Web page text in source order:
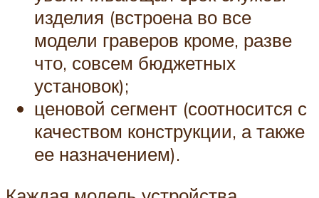
изделия (встроена во все
модели граверов кроме, разве
что, совсем бюджетных
установок);
ценовой сегмент (соотносится с
качеством конструкции, а также
ее назначением).